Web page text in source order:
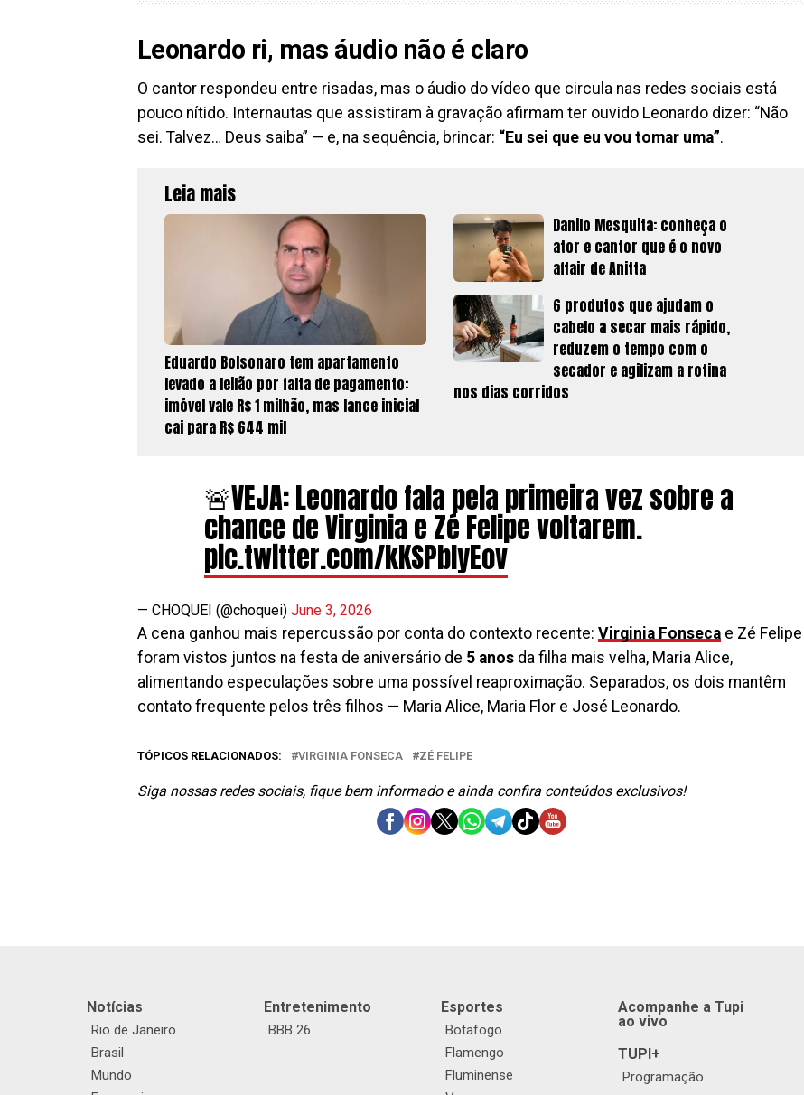
Leonardo ri, mas áudio não é claro
O cantor respondeu entre risadas, mas o áudio do vídeo que circula nas redes sociais está
pouco nítido. Internautas que assistiram à gravação afirmam ter ouvido Leonardo dizer: “Não
sei. Talvez… Deus saiba” — e, na sequência, brincar: “Eu sei que eu vou tomar uma”.
Leia mais
Eduardo Bolsonaro tem apartamento
levado a leilão por falta de pagamento:
imóvel vale R$ 1 milhão, mas lance inicial
cai para R$ 644 mil
Danilo Mesquita: conheça o
ator e cantor que é o novo
affair de Anitta
6 produtos que ajudam o
cabelo a secar mais rápido,
reduzem o tempo com o
secador e agilizam a rotina
nos dias corridos
🚨VEJA: Leonardo fala pela primeira vez sobre a
chance de Virginia e Zé Felipe voltarem.
pic.twitter.com/kKSPblyEov
— CHOQUEI (@choquei) June 3, 2026
A cena ganhou mais repercussão por conta do contexto recente: Virginia Fonseca e Zé Felipe
foram vistos juntos na festa de aniversário de 5 anos da filha mais velha, Maria Alice,
alimentando especulações sobre uma possível reaproximação. Separados, os dois mantêm
contato frequente pelos três filhos — Maria Alice, Maria Flor e José Leonardo.
TÓPICOS RELACIONADOS: VIRGINIA FONSECA ZÉ FELIPE
Siga nossas redes sociais, fique bem informado e ainda confira conteúdos exclusivos!
Notícias
Rio de Janeiro
Brasil
Mundo
Entretenimento
BBB 26
Esportes
Botafogo
Flamengo
Fluminense
Acompanhe a Tupi
ao vivo
TUPI+
Programação